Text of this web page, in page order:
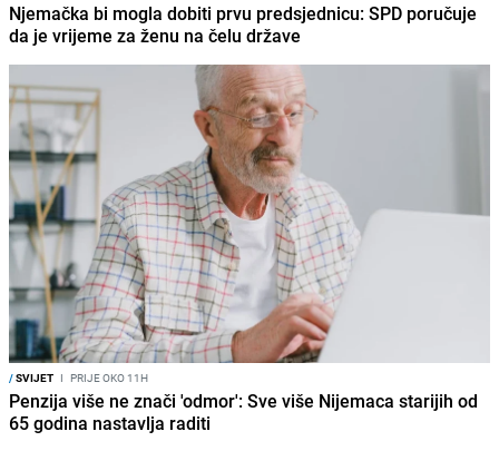
Njemačka bi mogla dobiti prvu predsjednicu: SPD poručuje
da je vrijeme za ženu na čelu države
/SVIJET I PRIJE OKO 11H
Penzija više ne znači 'odmor': Sve više Nijemaca starijih od
65 godina nastavlja raditi